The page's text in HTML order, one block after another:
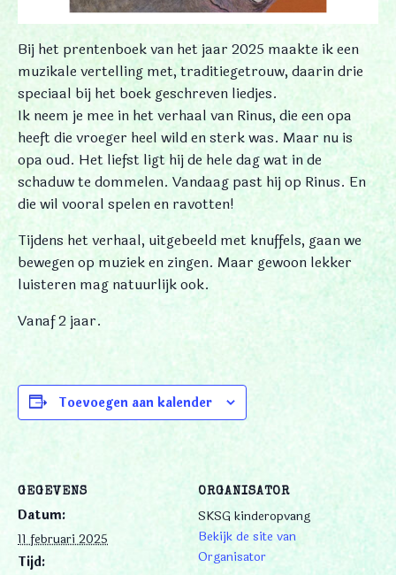
Bij het prentenboek van het jaar 2025 maakte ik een
muzikale vertelling met, traditiegetrouw, daarin drie
speciaal bij het boek geschreven liedjes.
Ik neem je mee in het verhaal van Rinus, die een opa
heeft die vroeger heel wild en sterk was. Maar nu is
opa oud. Het liefst ligt hij de hele dag wat in de
schaduw te dommelen. Vandaag past hij op Rinus. En
die wil vooral spelen en ravotten!
Tijdens het verhaal, uitgebeeld met knuffels, gaan we
bewegen op muziek en zingen. Maar gewoon lekker
luisteren mag natuurlijk ook.
Vanaf 2 jaar.
Toevoegen aan kalender
GEGEVENS
Datum:
11 februari 2025
Tijd:
ORGANISATOR
SKSG kinderopvang
Bekijk de site van
Organisator